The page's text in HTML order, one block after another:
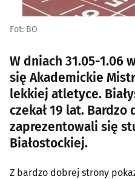
Fot: BO
W dniach 31.05-1.06
się Akademickie
lekkiej atletyce.
czekał 19 lat. Bardzo
zaprezentowali się
Białostockiej.
Z bardzo dobrej strony